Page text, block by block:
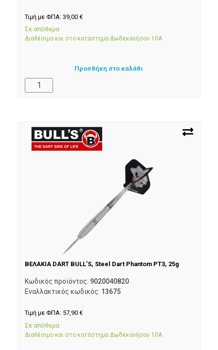
Τιμή με ΦΠΑ: 39,00 €
Σε απόθεμα
Διαθέσιμο και στο κατάστημα Δωδεκανήσου 10Α
Προσθήκη στο καλάθι
ΒΕΛΑΚΙΑ DART BULL’S, Steel Dart Phantom PT3, 25g
Κωδικός προϊόντος: 9020040820
Εναλλακτικός κωδικός: 13675
Τιμή με ΦΠΑ: 57,90 €
Σε απόθεμα
Διαθέσιμο και στο κατάστημα Δωδεκανήσου 10Α